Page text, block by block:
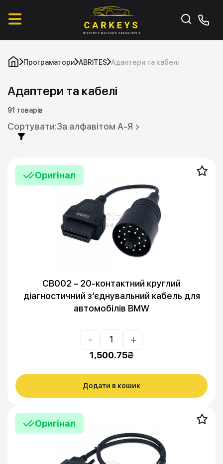
Програматори ABRITES Адаптери та кабелі
Адаптери та кабелі
91 товарів
За алфавітом А-Я
CB002 – 20-контактний круглий
діагностичний з’єднувальний кабель для
автомобілів BMW
- +
1,500.75₴
Додати в кошик
Оригінал
Оригінал